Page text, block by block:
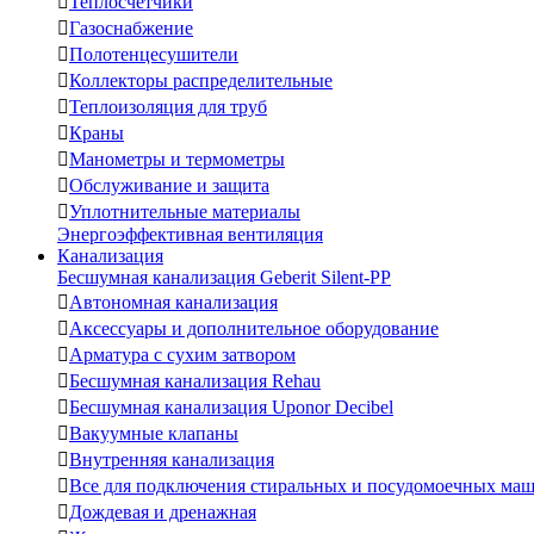
Газоснабжение
Полотенцесушители
Коллекторы распределительные
Теплоизоляция для труб
Краны
Манометры и термометры
Обслуживание и защита
Уплотнительные материалы
Энергоэффективная вентиляция
Канализация
Бесшумная канализация Geberit Silent-PP
Автономная канализация
Аксессуары и дополнительное оборудование
Арматура с сухим затвором
Бесшумная канализация Rehau
Бесшумная канализация Uponor Decibel
Вакуумные клапаны
Внутренняя канализация
Все для подключения стиральных и посудомоечных
Дождевая и дренажная